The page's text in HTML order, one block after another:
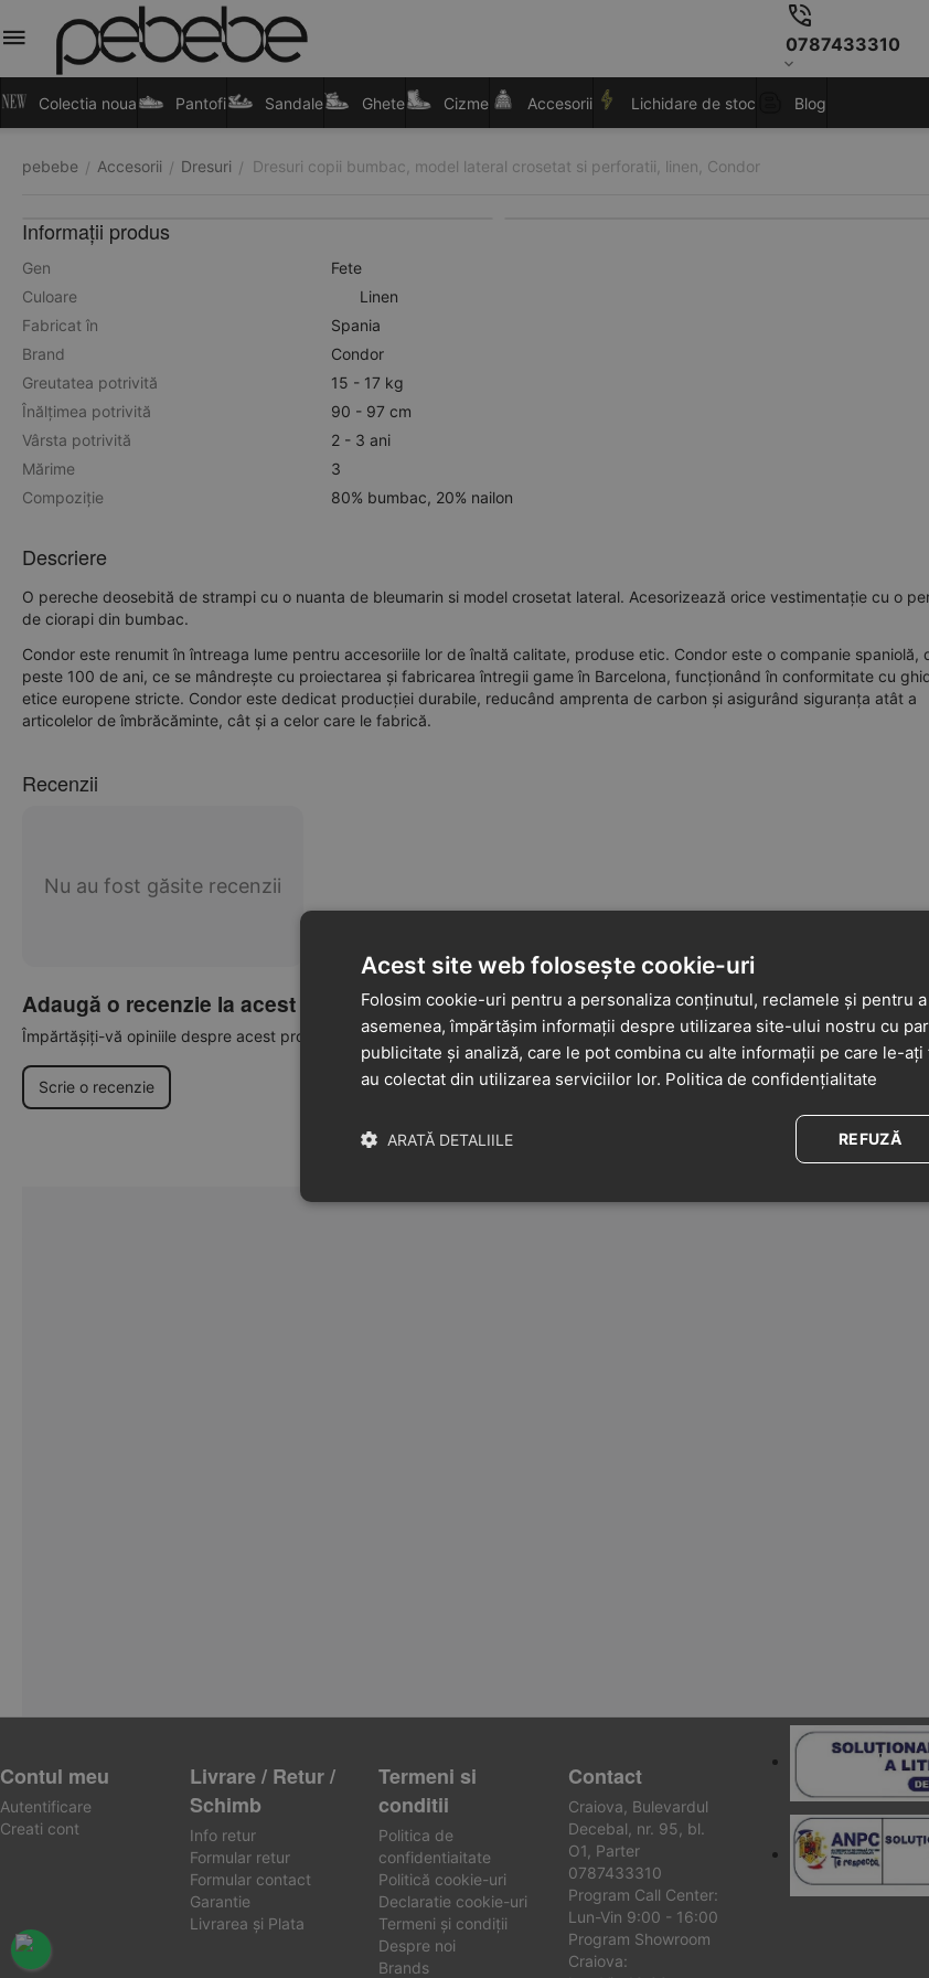
0787433310
Colectia noua Pantofi Sandale Ghete Cizme Accesorii Lichidare de stoc Blog
pebebe / Accesorii / Dresuri / Dresuri copii bumbac, model lateral crosetat si perforatii, linen, Condor
Informații produs
Gen
Fete
Culoare
Linen
Fabricat în
Spania
Brand
Condor
Greutatea potrivită
15 - 17 kg
Înălțimea potrivită
90 - 97 cm
Vârsta potrivită
2 - 3 ani
Mărime
3
Compoziție
80% bumbac, 20% nailon
Descriere
O pereche deosebită de strampi cu o nuanta de bleumarin si model crosetat lateral. Acesorizează orice vestimentație cu o
de ciorapi din bumbac.
Condor este renumit în întreaga lume pentru accesoriile lor de înaltă calitate, produse etic. Condor este o companie spaniolă,
peste 100 de ani, ce se mândrește cu proiectarea și fabricarea întregii game în Barcelona, funcționând în conformitate cu
etice europene stricte. Condor este dedicat producției durabile, reducând amprenta de carbon și asigurând siguranța atât a
articolelor de îmbrăcăminte, cât și a celor care le fabrică.
Recenzii
Nu au fost găsite recenzii
Adaugă o recenzie la acest produs
Împărtășiți-vă opiniile despre acest produs cu alți clienți
Scrie o recenzie
Contul meu
Autentificare
Creati cont
Livrare / Retur /
Schimb
Info retur
Formular retur
Formular contact
Garantie
Livrarea și Plata
Termeni si
conditii
Politica de
confidentiaitate
Politică cookie-uri
Declaratie cookie-uri
Termeni și condiții
Despre noi
Brands
Contact
Craiova, Bulevardul
Decebal, nr. 95, bl.
O1, Parter
0787433310
Program Call Center:
Lun-Vin 9:00 - 16:00
Program Showroom
Craiova:
Acest site web folosește cookie-uri
Folosim cookie-uri pentru a personaliza conținutul, reclamele și pentru
asemenea, împărtășim informații despre utilizarea site-ului nostru cu
publicitate și analiză, care le pot combina cu alte informații pe care le-
au colectat din utilizarea serviciilor lor. Politica de confidențialitate
REFUZĂ
ARATĂ DETALIILE